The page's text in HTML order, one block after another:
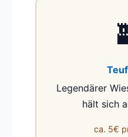
Legendärer
hält sich
ca. 5€